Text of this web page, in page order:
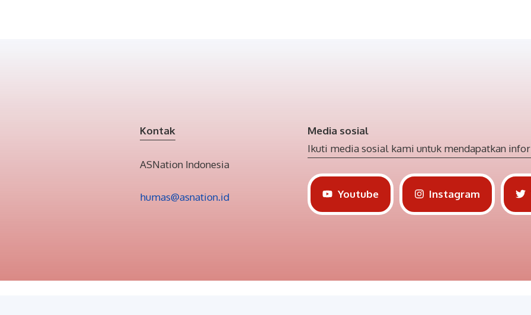
Kontak
ASNation Indonesia
humas@asnation.id
Media sosial
Ikuti media sosial kami untuk mendapatkan
Youtube Instagram